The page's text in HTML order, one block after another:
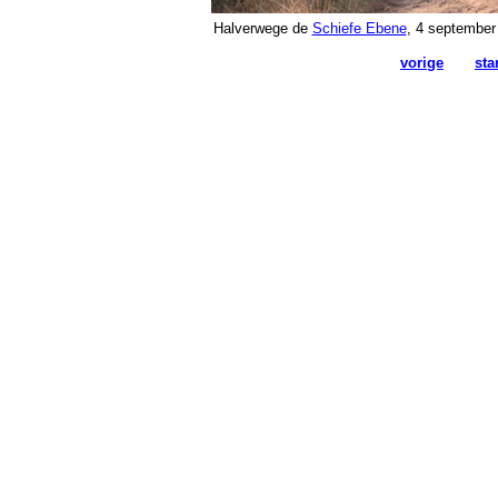
Halverwege de Schiefe Ebene, 4
vorige